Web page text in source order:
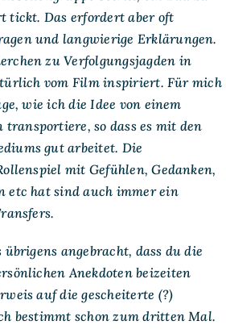
tickt. Das erfordert aber oft
und langwierige Erklärungen.
zu Verfolgungsjagden in
vom Film inspiriert. Für mich
wie ich die Idee von einem
so dass es mit den
gut arbeitet. Die
mit Gefühlen, Gedanken,
etc hat sind auch immer ein
angebracht, dass du die
Anekdoten beizeiten
auf die gescheiterte (?)
bestimmt schon zum dritten Mal.